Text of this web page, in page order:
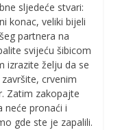
sljedeće stvari:
konac, veliki bijeli
partnera na
svijeću šibicom
izrazite želju da se
crvenim
Zatim zakopajte
neće pronaći i
gde ste je zapalili.